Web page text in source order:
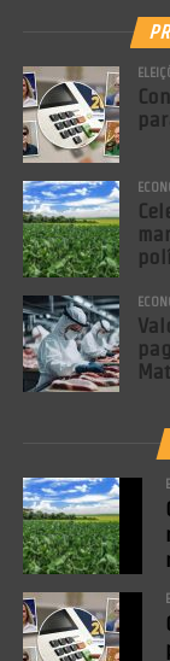
Comentários